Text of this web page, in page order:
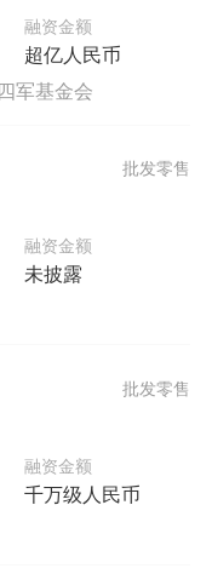
融资金额
超亿人民币
军基金会
融资金额
未披露
批发零售
融资金额
千万级人民币
批发零售